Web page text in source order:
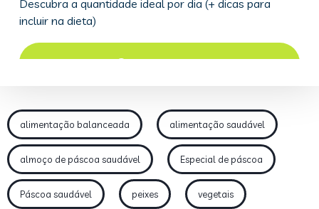
alimentação balanceada alimentação saudável
almoço de páscoa saudável Especial de páscoa
Páscoa saudável peixes vegetais